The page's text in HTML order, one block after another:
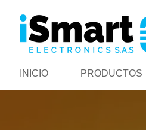
INICIO PRODUCTOS